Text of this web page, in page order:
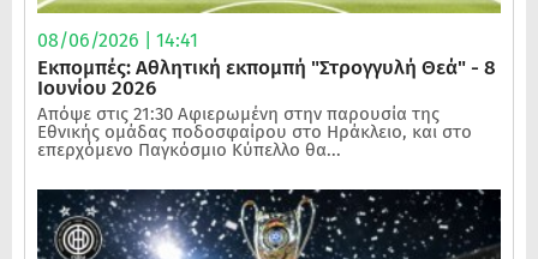
08/06/2026 | 14:41
Εκπομπές: Αθλητική εκπομπή "Στρογγυλή Θεά" - 8
Ιουνίου 2026
Απόψε στις 21:30 Αφιερωμένη στην παρουσία της
Εθνικής ομάδας ποδοσφαίρου στο Ηράκλειο, και στο
επερχόμενο Παγκόσμιο Κύπελλο θα...